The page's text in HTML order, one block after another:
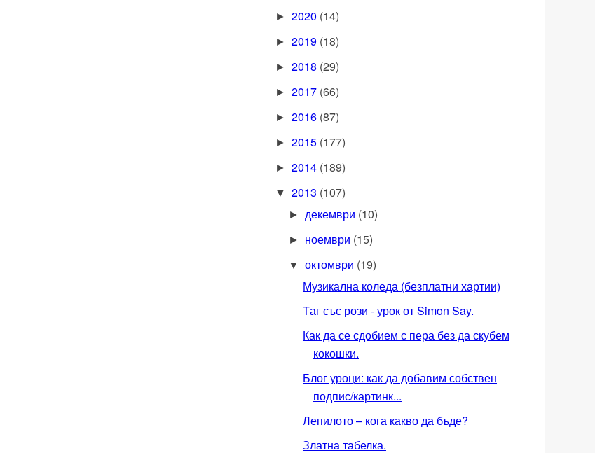
► 2020 (14)
► 2019 (18)
► 2018 (29)
► 2017 (66)
► 2016 (87)
► 2015 (177)
► 2014 (189)
▼ 2013 (107)
► декември (10)
► ноември (15)
▼октомври (19)
Музикална коледа (безплатни хартии)
Tаг със рози - урок от Simon Say.
Как да се сдобием с пера без да скубем
кокошки.
Блог уроци: как да добавим собствен
подпис/картинк...
Лепилото – кога какво да бъде?
Златна табелка.